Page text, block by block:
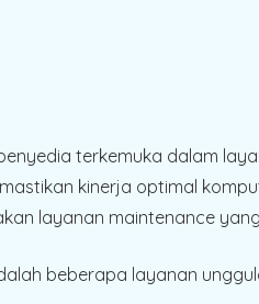
terkemuka dalam
kinerja optimal
layanan maintenance
beberapa layanan